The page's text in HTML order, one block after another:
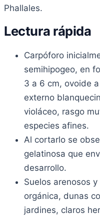
Phallales.
Lectura rápida
Carpóforo
semihipogeo, en
3 a 6 cm, ovoide
externo
violáceo, rasgo
especies afines.
Al cortarlo se
gelatinosa que
desarrollo.
Suelos arenosos
orgánica, dunas
jardines, claros